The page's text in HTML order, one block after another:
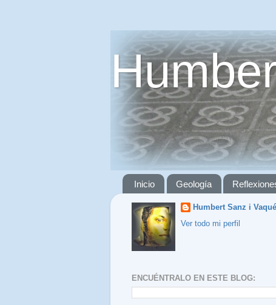
Inicio Geología
Humbert Sanz i Vaqué
Ver todo mi perfil
ENCUÉNTRALO EN ESTE BLOG: